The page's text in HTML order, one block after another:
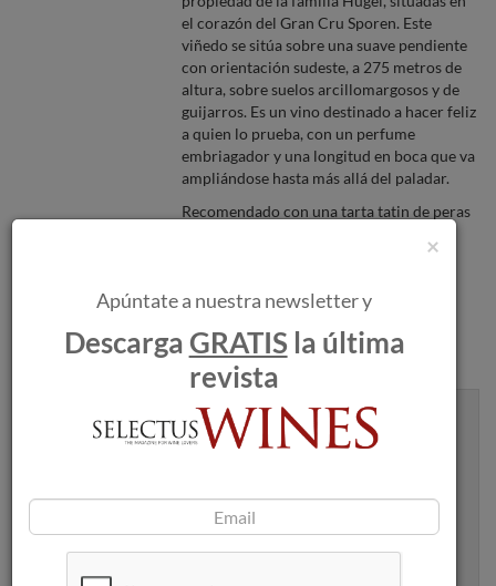
el corazón del Gran Cru Sporen. Este
viñedo se sitúa sobre una suave pendiente
con orientación sudeste, a 275 metros de
altura, sobre suelos arcillomargosos y de
guijarros. Es un vino destinado a hacer feliz
a quien lo prueba, con un perfume
embriagador y una longitud en boca que va
ampliándose hasta más allá del paladar.
Recomendado con una tarta tatin de peras
Recibe artículos como este en tu
bandeja de entrada
×
Apúntate a nuestra newsletter y
DescargaGRATIS la última
revista